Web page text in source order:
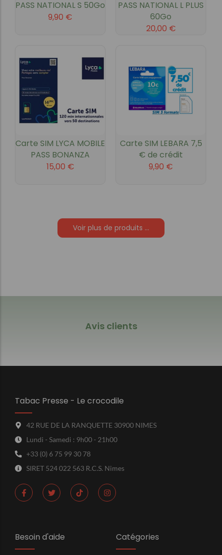
PASS NATIONAL S 50Go
9,90 €
PASS NATIONAL L PLUS
60Go
20,00 €
Carte SIM LYCA MOBILE
PASS BONANZA
15,00 €
Carte SIM LEBARA 7,5
€ de crédit
9,90 €
Voir plus de produits ...
Avis clients
Tabac Presse - Le crocodile
42 RUE DE LA RANQUETTE 30900 NIMES
Lundi - Samedi : 9h00 - 21h00
+33 (0) 6 75 99 30 78
SIRET 524 022 563 R.C.S. Nimes
Besoin d'aide Catégories